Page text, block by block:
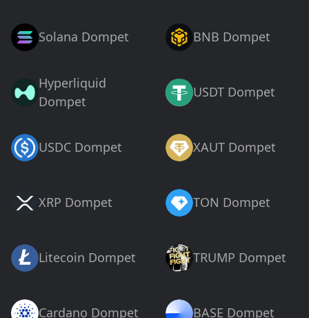
Solana Dompet BNB Dompet
Hyperliquid
Dompet
USDT Dompet
USDC Dompet XAUT Dompet
XRP Dompet TON Dompet
Litecoin Dompet TRUMP Dompet
Cardano Dompet BASE Dompet